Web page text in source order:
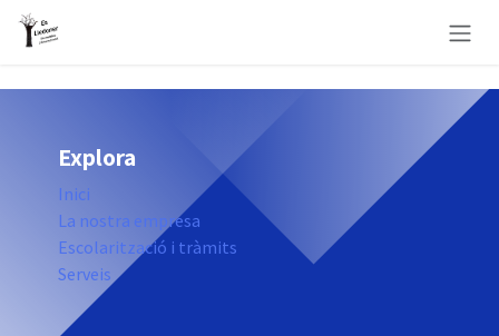
Skip to Content
Explora
Inici
La nostra empresa
Escolarització i tràmits
Serveis